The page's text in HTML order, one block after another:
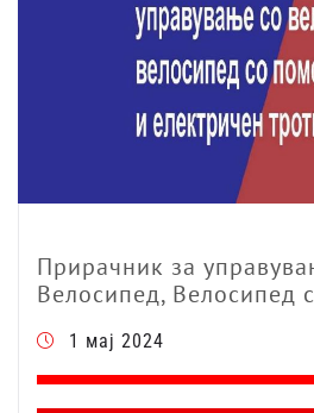
Прирачник за
Велосипед, Велосипед
1 мај 2024